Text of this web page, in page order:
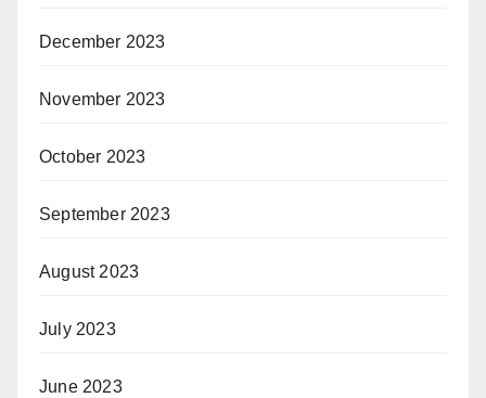
December 2023
November 2023
October 2023
September 2023
August 2023
July 2023
June 2023